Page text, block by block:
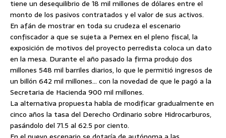
tiene un desequilibrio de 18 mil millones de dólares entre el
monto de los pasivos contratados y el valor de sus activos.
En afán de mostrar en toda su crudeza el escenario
confiscador a que se sujeta a Pemex en el pleno fiscal, la
exposición de motivos del proyecto perredista coloca un dato
en la mesa. Durante el año pasado la firma produjo dos
millones 548 mil barriles diarios, lo que le permitió ingresos de
un billón 642 mil millones… con la novedad de que le pagó a la
Secretaria de Hacienda 900 mil millones.
La alternativa propuesta habla de modificar gradualmente en
cinco años la tasa del Derecho Ordinario sobre Hidrocarburos,
pasándolo del 71.5 al 62.5 por ciento.